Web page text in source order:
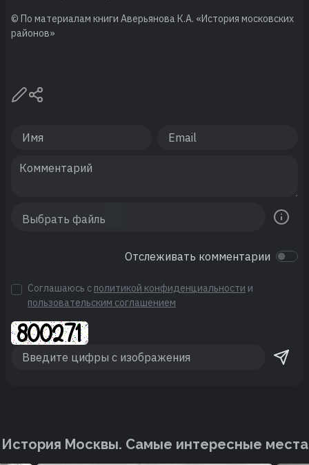
© По материалам книги Аверьянова К.А. «История московских
районов»
Отслеживать комментарии
Соглашаюсь с политикой конфиденциальности и
пользовательским соглашением
История Москвы. Cамые интересные места